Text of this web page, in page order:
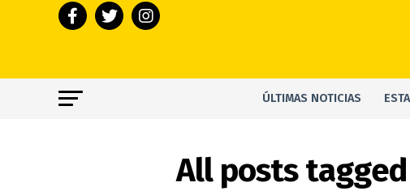
ÚLTIMAS NOTICIAS
All posts